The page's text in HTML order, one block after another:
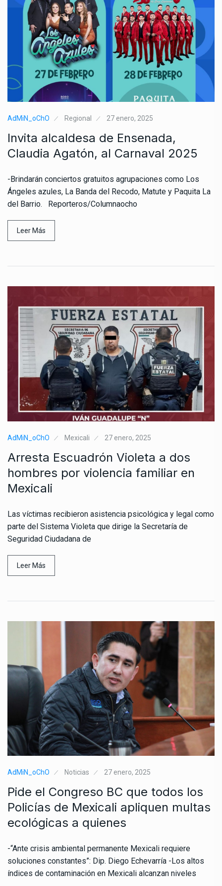
AdMiN_oChO Regional 27 enero, 2025
Invita alcaldesa de Ensenada,
Claudia Agatón, al Carnaval 2025
-Brindarán conciertos gratuitos agrupaciones como Los
Ángeles azules, La Banda del Recodo, Matute y Paquita La
del Barrio. Reporteros/Columnaocho
Leer Más
AdMiN_oChO Mexicali 27 enero, 2025
Arresta Escuadrón Violeta a dos
hombres por violencia familiar en
Mexicali
Las víctimas recibieron asistencia psicológica y legal como
parte del Sistema Violeta que dirige la Secretaría de
Seguridad Ciudadana de
Leer Más
AdMiN_oChO Noticias 27 enero, 2025
Pide el Congreso BC que todos los
Policías de Mexicali apliquen multas
ecológicas a quienes
-“Ante crisis ambiental permanente Mexicali requiere
soluciones constantes”: Dip. Diego Echevarría -Los altos
índices de contaminación en Mexicali alcanzan niveles